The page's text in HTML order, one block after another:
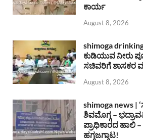
ಕಾರ್ಯ
August 8, 2026
shimoga
ಕುಡಿಯುವ ನೀರು
ಸಚಿವರಿಗೆ ಶಾಸಕರ
August 8, 2026
shimoga news |
ಶಿವಮೊಗ್ಗ –
ಪ್ರಾಧಿಕಾರದ ಹಾಲಿ
ಹಗ್ಗಜಗ್ಗಾಟ!